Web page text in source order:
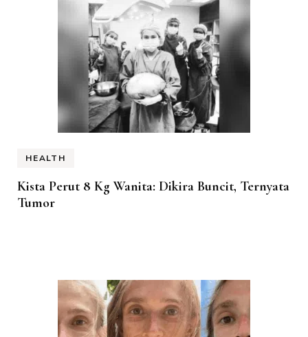
HEALTH
Kista Perut 8 Kg Wanita: Dikira Buncit, Ternyata
Tumor